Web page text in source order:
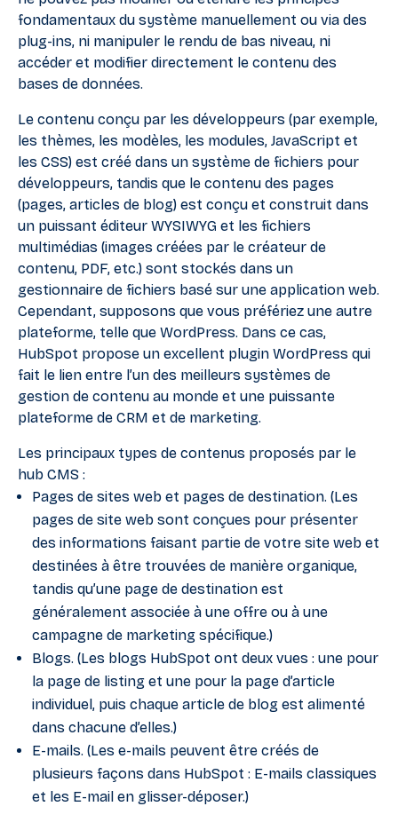
fondamentaux du système manuellement ou via des
plug-ins, ni manipuler le rendu de bas niveau, ni
accéder et modifier directement le contenu des
bases de données.
Le contenu conçu par les développeurs (par exemple,
les thèmes, les modèles, les modules, JavaScript et
les CSS) est créé dans un système de fichiers pour
développeurs, tandis que le contenu des pages
(pages, articles de blog) est conçu et construit dans
un puissant éditeur WYSIWYG et les fichiers
multimédias (images créées par le créateur de
contenu, PDF, etc.) sont stockés dans un
gestionnaire de fichiers basé sur une application web.
Cependant, supposons que vous préfériez une autre
plateforme, telle que WordPress. Dans ce cas,
HubSpot propose un excellent plugin WordPress qui
fait le lien entre l’un des meilleurs systèmes de
gestion de contenu au monde et une puissante
plateforme de CRM et de marketing.
Les principaux types de contenus proposés par le
hub CMS :
Pages de sites web et pages de destination. (Les
pages de site web sont conçues pour présenter
des informations faisant partie de votre site web et
destinées à être trouvées de manière organique,
tandis qu’une page de destination est
généralement associée à une offre ou à une
campagne de marketing spécifique.)
Blogs. (Les blogs HubSpot ont deux vues : une pour
la page de listing et une pour la page d’article
individuel, puis chaque article de blog est alimenté
dans chacune d’elles.)
E-mails. (Les e-mails peuvent être créés de
plusieurs façons dans HubSpot : E-mails classiques
et les E-mail en glisser-déposer.)